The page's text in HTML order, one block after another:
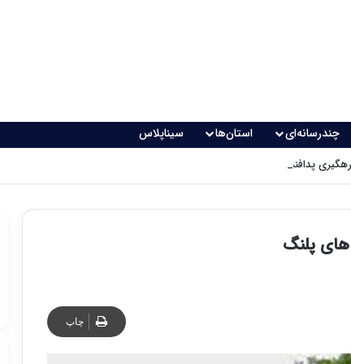
چندرسانه‌ای استان‌ها سیناپلاس
پدافندی چگونه کار می کنند؟
چاپ